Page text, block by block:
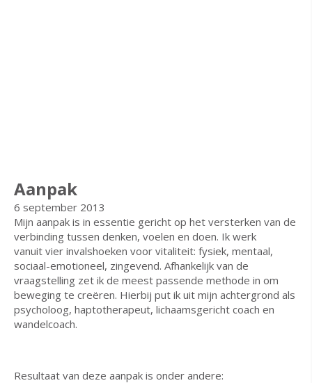
Aanpak
6 september 2013
Mijn aanpak is in essentie gericht op het versterken van de
verbinding tussen denken, voelen en doen. Ik werk
vanuit vier invalshoeken voor vitaliteit: fysiek, mentaal,
sociaal-emotioneel, zingevend. Afhankelijk van de
vraagstelling zet ik de meest passende methode in om
beweging te creëren. Hierbij put ik uit mijn achtergrond als
psycholoog, haptotherapeut, lichaamsgericht coach en
wandelcoach.
Resultaat van deze aanpak is onder andere: